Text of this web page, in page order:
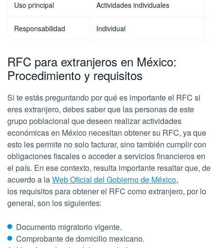
Uso principal Actividades individuales
Responsabilidad Individual
RFC para extranjeros en México:
Procedimiento y requisitos
Si te estás preguntando por qué es importante el RFC si
eres extranjero, debes saber que las personas de este
grupo poblacional que deseen realizar actividades
económicas en México necesitan obtener su RFC, ya que
esto les permite no solo facturar, sino también cumplir con
obligaciones fiscales o acceder a servicios financieros en
el país. En ese contexto, resulta importante resaltar que, de
acuerdo a laWeb Oficial del Gobierno de México,
los requisitos para obtener el RFC como extranjero, por lo
general, son los siguientes:
Documento migratorio vigente.
Comprobante de domicilio mexicano.